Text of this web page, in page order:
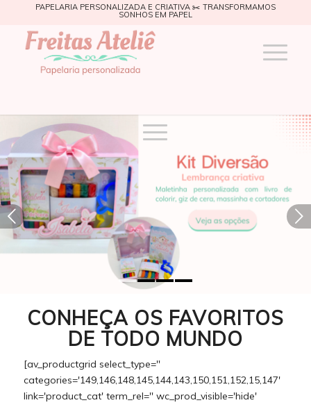
PAPELARIA PERSONALIZADA E CRIATIVA ✂️ TRANSFORMAMOS
SONHOS EM PAPEL
Próximo
CONHEÇA OS FAVORITOS
DE TODO MUNDO
[av_productgrid select_type=''
categories='149,146,148,145,144,143,150,151,152,15,147'
link='product_cat' term_rel='' wc_prod_visible='hide'